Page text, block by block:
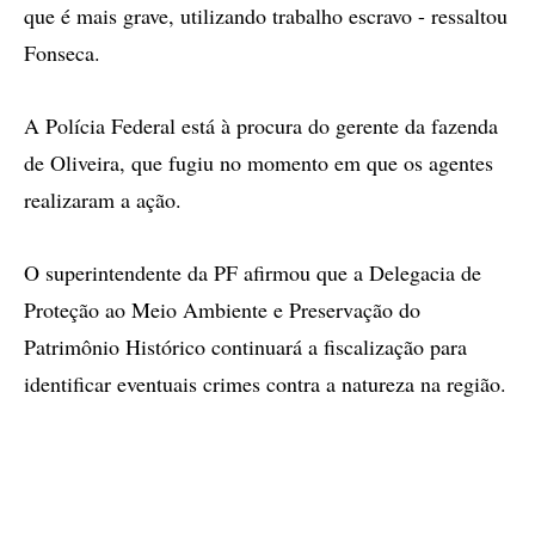
que é mais grave, utilizando trabalho escravo - ressaltou
Fonseca.
A Polícia Federal está à procura do gerente da fazenda
de Oliveira, que fugiu no momento em que os agentes
realizaram a ação.
O superintendente da PF afirmou que a Delegacia de
Proteção ao Meio Ambiente e Preservação do
Patrimônio Histórico continuará a fiscalização para
identificar eventuais crimes contra a natureza na região.